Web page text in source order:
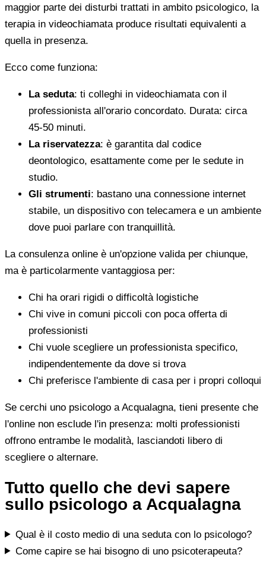
maggior parte dei disturbi trattati in ambito psicologico, la
terapia in videochiamata produce risultati equivalenti a
quella in presenza.
Ecco come funziona:
La seduta: ti colleghi in videochiamata con il
professionista all'orario concordato. Durata: circa
45-50 minuti.
La riservatezza: è garantita dal codice
deontologico, esattamente come per le sedute in
studio.
Gli strumenti: bastano una connessione internet
stabile, un dispositivo con telecamera e un ambiente
dove puoi parlare con tranquillità.
La consulenza online è un'opzione valida per chiunque,
ma è particolarmente vantaggiosa per:
Chi ha orari rigidi o difficoltà logistiche
Chi vive in comuni piccoli con poca offerta di
professionisti
Chi vuole scegliere un professionista specifico,
indipendentemente da dove si trova
Chi preferisce l'ambiente di casa per i propri colloqui
Se cerchi uno psicologo a Acqualagna, tieni presente che
l'online non esclude l'in presenza: molti professionisti
offrono entrambe le modalità, lasciandoti libero di
scegliere o alternare.
Tutto quello che devi sapere
sullo psicologo a Acqualagna
Qual è il costo medio di una seduta con lo psicologo?
Come capire se hai bisogno di uno psicoterapeuta?